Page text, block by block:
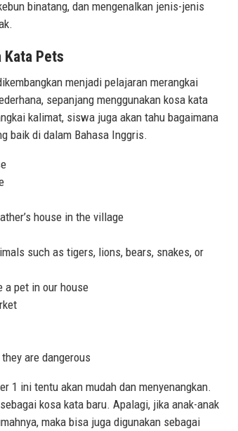
binatang, dan mengenalkan jenis-jenis
Kata Pets
menjadi pelajaran merangkai
sepanjang menggunakan kosa kata
kalimat, siswa juga akan tahu bagaimana
baik di dalam Bahasa Inggris.
house in the village
such as tigers, lions, bears, snakes, or
a pet in our house
are dangerous
1 ini tentu akan mudah dan menyenangkan.
kosa kata baru. Apalagi, jika anak-anak
maka bisa juga digunakan sebagai